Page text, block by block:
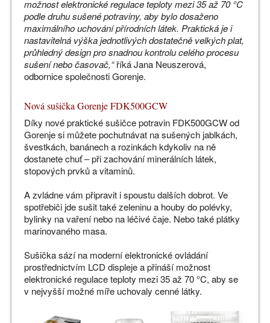
možnost elektronické regulace teploty mezi 35 až 70 °C
podle druhu sušené potraviny, aby bylo dosaženo
maximálního uchování přírodních látek. Praktická je i
nastavitelná výška jednotlivých dostatečně velkých plat,
průhledný design pro snadnou kontrolu celého procesu
sušení nebo časovač,“říká Jana Neuszerová,
odbornice společnosti Gorenje.
Nová sušička Gorenje FDK500GCW
Díky nové praktické sušičce potravin FDK500GCW od
Gorenje si můžete pochutnávat na sušených jablkách,
švestkách, banánech a rozinkách kdykoliv na ně
dostanete chuť ‒ při zachování minerálních látek,
stopových prvků a vitaminů.
A zvládne vám připravit i spoustu dalších dobrot. Ve
spotřebiči jde sušit také zeleninu a houby do polévky,
bylinky na vaření nebo na léčivé čaje. Nebo také plátky
marinovaného masa.
Sušička sází na moderní elektronické ovládání
prostřednictvím LCD displeje a přináší možnost
elektronické regulace teploty mezi 35 až 70 °C, aby se
v nejvyšší možné míře uchovaly cenné látky.